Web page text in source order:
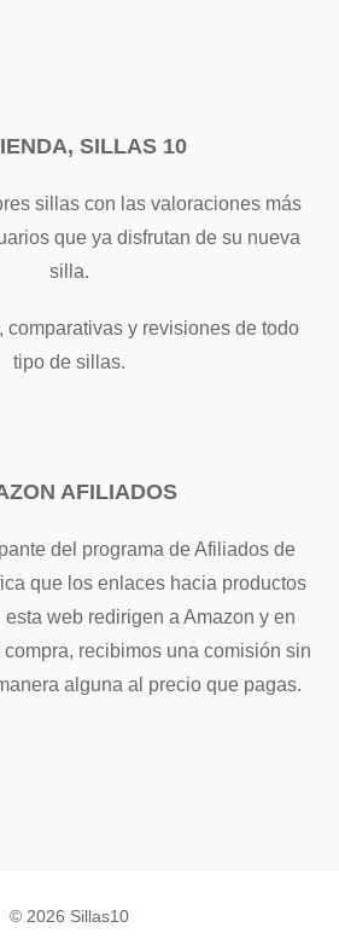
SILLAS 10
sillas con las valoraciones más
que ya disfrutan de su nueva
silla.
comparativas y revisiones de todo
tipo de sillas.
AFILIADOS
del programa de Afiliados de
que los enlaces hacia productos
web redirigen a Amazon y en
recibimos una comisión sin
alguna al precio que pagas.
© 2026 Sillas10